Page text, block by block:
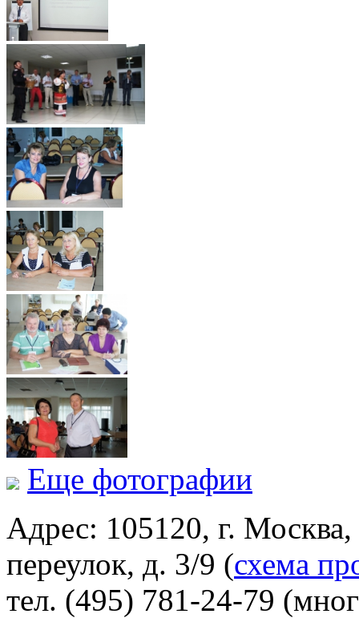
Еще фотографии
Адрес: 105120, г.
переулок, д. 3/9 (схема
тел. (495) 781-24-79